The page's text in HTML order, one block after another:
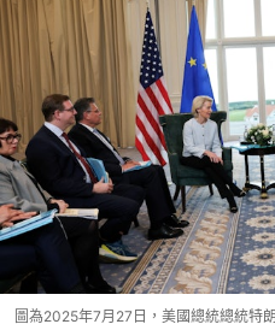
圖為2025年7月27日，美國總統總統特